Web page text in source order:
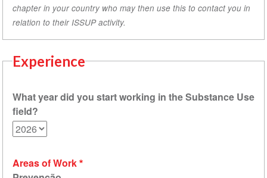
chapter in your country who may then use this to contact you in
relation to their ISSUP activity.
Experience
What year did you start working in the Substance Use
field?
Areas of Work